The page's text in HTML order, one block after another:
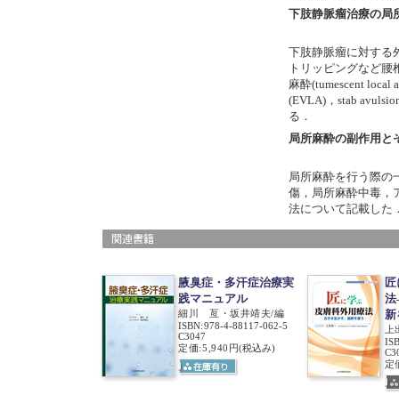
下肢静脈瘤治療の局
下肢静脈瘤に対する
トリッピングなど
麻酔(tumescent local
(EVLA)，stab
る．
局所麻酔の副作用と
局所麻酔を行う際の
傷，局所麻酔中毒，
法について記載した
腋臭症・多汗症治療実
践マニュアル
細川 亙・坂井靖夫/編
ISBN:978-4-88117-062-5
C3047
定価:5,940円(税込み)
法
定